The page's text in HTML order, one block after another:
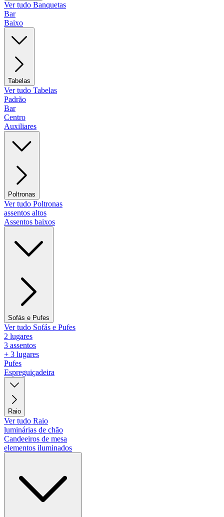
Ver tudo Banquetas
Bar
Baixo
Tabelas
Ver tudo Tabelas
Padrão
Bar
Centro
Auxiliares
Poltronas
Ver tudo Poltronas
assentos altos
Assentos baixos
Sofás e Pufes
Ver tudo Sofás e Pufes
2 lugares
3 assentos
+ 3 lugares
Pufes
Espreguiçadeira
Raio
Ver tudo Raio
luminárias de chão
Candeeiros de mesa
elementos iluminados